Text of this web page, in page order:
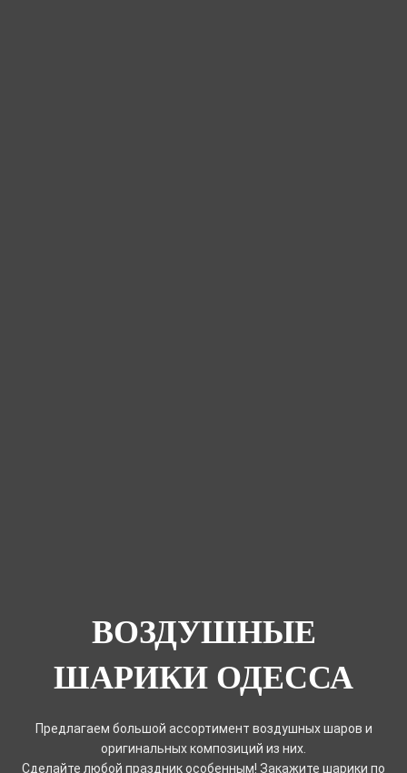
ВОЗДУШНЫЕ
ШАРИКИ ОДЕССА
Предлагаем большой ассортимент воздушных шаров и
оригинальных композиций из них.
Сделайте любой праздник особенным! Закажите шарики по